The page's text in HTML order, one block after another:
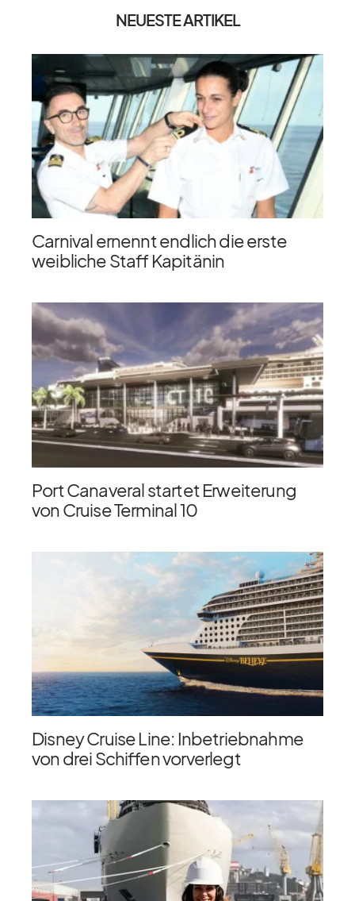
NEUESTE ARTIKEL
Carnival ernennt endlich die erste
weibliche Staff Kapitänin
Port Canaveral startet Erweiterung
von Cruise Terminal 10
Disney Cruise Line: Inbetriebnahme
von drei Schiffen vorverlegt